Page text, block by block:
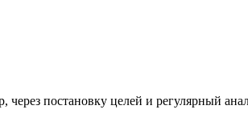
постановку целей и регулярный